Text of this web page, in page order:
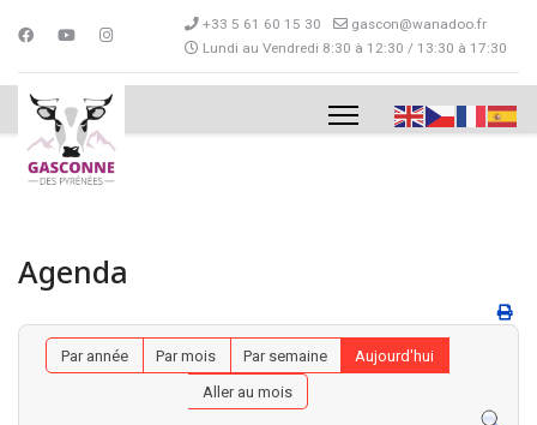
+33 5 61 60 15 30
gascon@wanadoo.fr
Lundi au Vendredi 8:30 à 12:30 / 13:30 à 17:30
Agenda
Par année Par mois Par semaine
Aujourd'hui
Aller au mois